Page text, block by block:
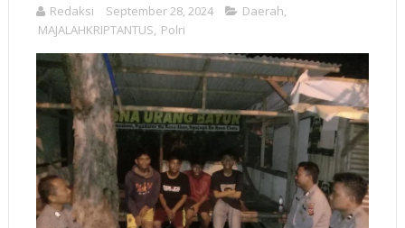
Redaksi September 28, 2024 Daerah,
MAJALAHKRIPTANTUS, Polri